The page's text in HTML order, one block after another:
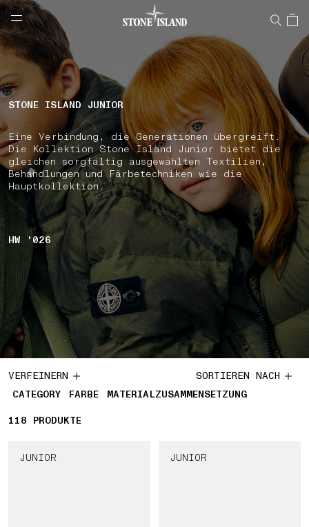
NAVIGATION.ARIA.GOTOMAINCONTENT
LABEL.SHOPPINGCOUNTRY ÖSTERREICH
STONE ISLAND JUNIOR
Eine Verbindung, die Generationen übergreift.
Die Kollektion Stone Island Junior bietet die
gleichen sorgfältig ausgewählten Textilien,
Behandlungen und Färbetechniken wie die
Hauptkollektion.
HW '026
VERFEINERN
CATEGORY
FARBE MATERIALZUSAMMENSETZUNG
SORTIEREN NACH
118 118 PRODUKTE
PRODUKTE
JUNIOR JUNIOR